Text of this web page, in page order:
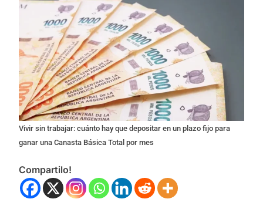
Vivir sin trabajar: cuánto hay que depositar en un plazo fijo para
ganar una Canasta Básica Total por mes
Compartilo!